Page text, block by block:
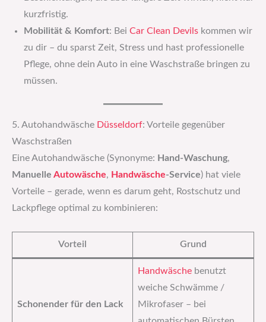
kurzfristig.
Mobilität & Komfort: Bei Car Clean Devils kommen wir
zu dir – du sparst Zeit, Stress und hast professionelle
Pflege, ohne dein Auto in eine Waschstraße bringen zu
müssen.
5. Autohandwäsche Düsseldorf: Vorteile gegenüber
Waschstraßen
Eine Autohandwäsche (Synonyme: Hand-Waschung,
Manuelle Autowäsche, Handwäsche-Service) hat viele
Vorteile – gerade, wenn es darum geht, Rostschutz und
Lackpflege optimal zu kombinieren:
Vorteil Grund
Schonender für den Lack
Handwäschebenutzt
weiche Schwämme /
Mikrofaser – bei